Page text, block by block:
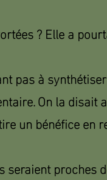
? Elle a
pas à
On la disait
un bénéfice en
seraient proches